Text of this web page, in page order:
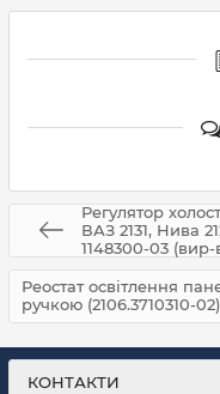
Регулятор
ВАЗ 2131, Нива
1148300-03
Реостат освітлення
ручкою (2106.3710310-
КОНТАКТИ